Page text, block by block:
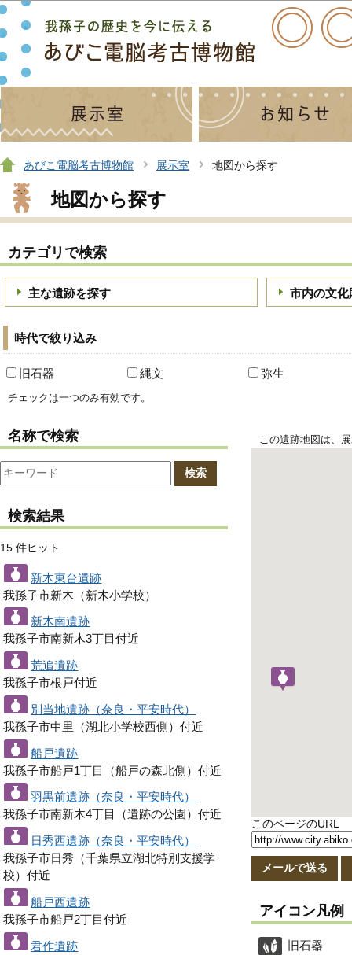
この
あびこ電脳考古博物館 展示室 地図から探す
地図から探す
カテゴリで検索
主な遺跡を探す 市内の文化
時代で絞り込み
旧石器 縄文 弥生
チェックは一つのみ有効です。
名称で検索
検索
検索結果
15 件ヒット
新木東台遺跡
我孫子市新木（新木小学校）
新木南遺跡
我孫子市南新木3丁目付近
荒追遺跡
我孫子市根戸付近
別当地遺跡（奈良・平安時代）
我孫子市中里（湖北小学校西側）付近
船戸遺跡
我孫子市船戸1丁目（船戸の森北側）付近
羽黒前遺跡（奈良・平安時代）
我孫子市南新木4丁目（遺跡の公園）付近
日秀西遺跡（奈良・平安時代）
我孫子市日秀（千葉県立湖北特別支援学
校）付近
船戸西遺跡
我孫子市船戸2丁目付近
君作遺跡
この遺跡地図は、
このページのURL
メールで送る
アイコン凡例
旧石器